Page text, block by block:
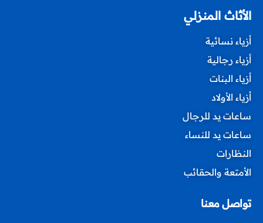
الأثاث المنزلي
أزياء نسائية
أزياء رجالية
أزياء البنات
أزياء الأولاد
ساعات يد للرجال
ساعات يد للنساء
النظارات
الأمتعة والحقائب
تواصل معنا